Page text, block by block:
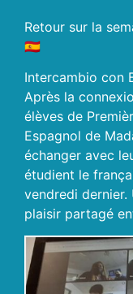
Retour sur la
🇪🇸
Intercambio con
Après la
élèves de
Espagnol de
échanger avec
étudient le
vendredi
plaisir partagé